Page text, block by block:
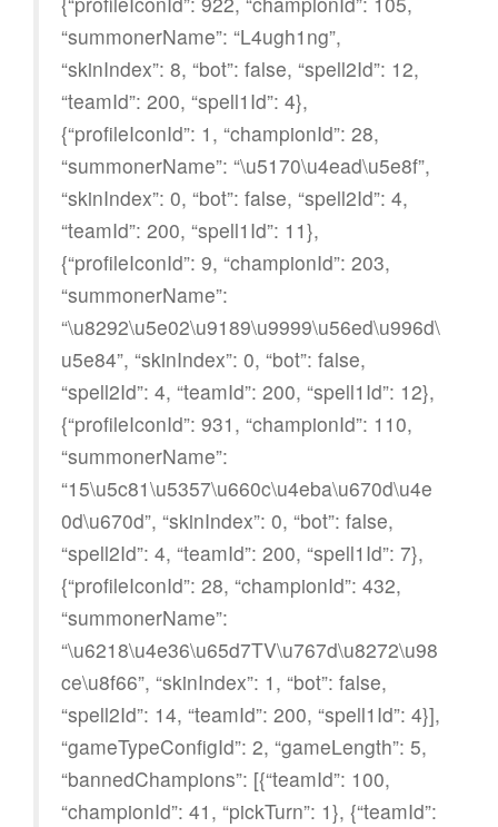
“summonerName”: “L4ugh1ng”,
“skinIndex”: 8, “bot”: false, “spell2Id”: 12,
“teamId”: 200, “spell1Id”: 4},
{“profileIconId”: 1, “championId”: 28,
“summonerName”: “\u5170\u4ead\u5e8f”,
“skinIndex”: 0, “bot”: false, “spell2Id”: 4,
“teamId”: 200, “spell1Id”: 11},
{“profileIconId”: 9, “championId”: 203,
“summonerName”:
“\u8292\u5e02\u9189\u9999\u56ed\u996d\
u5e84”, “skinIndex”: 0, “bot”: false,
“spell2Id”: 4, “teamId”: 200, “spell1Id”: 12},
{“profileIconId”: 931, “championId”: 110,
“summonerName”:
“15\u5c81\u5357\u660c\u4eba\u670d\u4e
0d\u670d”, “skinIndex”: 0, “bot”: false,
“spell2Id”: 4, “teamId”: 200, “spell1Id”: 7},
{“profileIconId”: 28, “championId”: 432,
“summonerName”:
“\u6218\u4e36\u65d7TV\u767d\u8272\u98
ce\u8f66”, “skinIndex”: 1, “bot”: false,
“spell2Id”: 14, “teamId”: 200, “spell1Id”: 4}],
“gameTypeConfigId”: 2, “gameLength”: 5,
“bannedChampions”: [{“teamId”: 100,
“championId”: 41, “pickTurn”: 1}, {“teamId”: